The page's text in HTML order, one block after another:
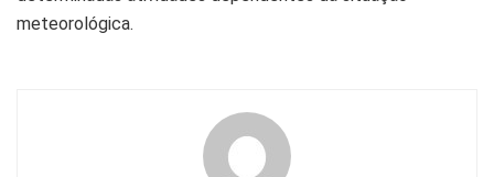
meteorológica.